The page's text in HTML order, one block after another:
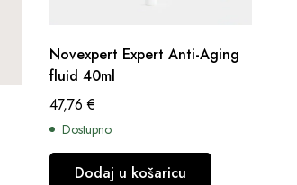
Novexpert Expert Anti-Aging
fluid 40ml
47,76€
Dostupno
Dodaj u košaricu